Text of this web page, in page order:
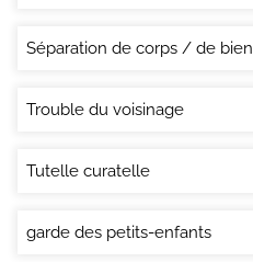
Séparation de corps / de bien
Trouble du voisinage
Tutelle curatelle
garde des petits-enfants